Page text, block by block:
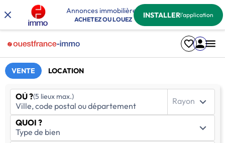
Annonces immobilières
ACHETEZ OU LOUEZ INSTALLERl'application
VENTE LOCATION
OÙ ?(5 lieux max.) Rayon
QUOI ?